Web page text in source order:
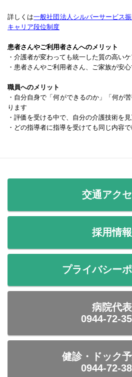
詳しくは一般社団法人シルバーサービス
キャリア段位制度
患者さんやご利用者さんへのメリット
・介護者が変わっても統一した質の高い
・患者さんやご利用者さん、ご家族が安
職員へのメリット
・自分自身で「何ができるのか」「何が
ります
・評価を受ける中で、自分の介護技術を
・どの指導者に指導を受けても同じ内容
交通アク
採用情報
プライバシー
病院代表
0944-72-
健診・ドック
0944-72-